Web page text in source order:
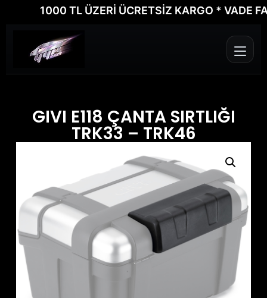
1000 TL ÜZERİ ÜCRETSİZ KARGO * VADE
GIVI E118 ÇANTA SIRTLIĞI
TRK33 – TRK46